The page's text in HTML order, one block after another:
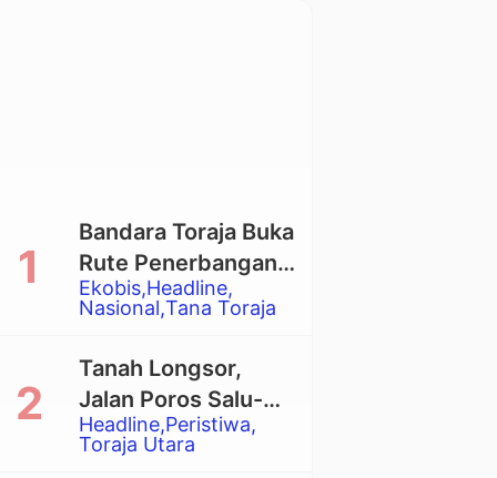
Ekobis Headline
Nasional Tana Toraja
Bandara Toraja Buka
Rute Penerbangan
Langsung Toraja-
Balikpapan
Headline Peristiwa
Toraja Utara
Tanah Longsor,
Jalan Poros Salu-
Dende’ Tertutup
Total